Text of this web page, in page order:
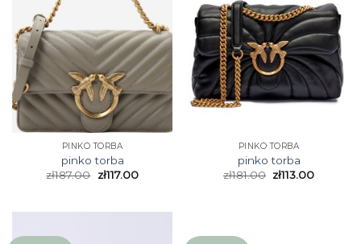
PINKO TORBA
pinko torba
zł187.00 zł117.00
PINKO TORBA
pinko torba
zł181.00 zł113.00